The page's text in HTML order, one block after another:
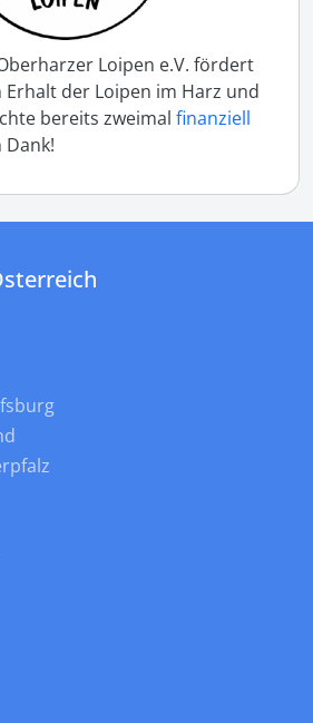
Loipen e.V. fördert
Erhalt der Loipen im Harz und
bereits zweimal finanziell
Dank!